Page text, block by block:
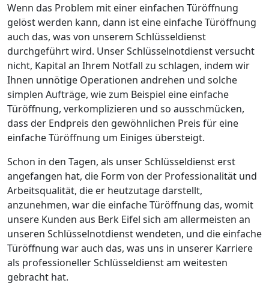
Wenn das Problem mit einer einfachen Türöffnung
gelöst werden kann, dann ist eine einfache Türöffnung
auch das, was von unserem Schlüsseldienst
durchgeführt wird. Unser Schlüsselnotdienst versucht
nicht, Kapital an Ihrem Notfall zu schlagen, indem wir
Ihnen unnötige Operationen andrehen und solche
simplen Aufträge, wie zum Beispiel eine einfache
Türöffnung, verkomplizieren und so ausschmücken,
dass der Endpreis den gewöhnlichen Preis für eine
einfache Türöffnung um Einiges übersteigt.
Schon in den Tagen, als unser Schlüsseldienst erst
angefangen hat, die Form von der Professionalität und
Arbeitsqualität, die er heutzutage darstellt,
anzunehmen, war die einfache Türöffnung das, womit
unsere Kunden aus Berk Eifel sich am allermeisten an
unseren Schlüsselnotdienst wendeten, und die einfache
Türöffnung war auch das, was uns in unserer Karriere
als professioneller Schlüsseldienst am weitesten
gebracht hat.